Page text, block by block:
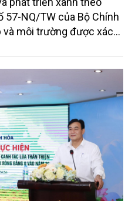
NQ/TW của Bộ Chính
và môi trường được xác
và cam kết bền vững
đưa phát thải ròng
2050.